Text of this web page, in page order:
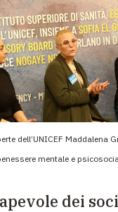
dell’UNICEF Maddalena
mentale e
dei